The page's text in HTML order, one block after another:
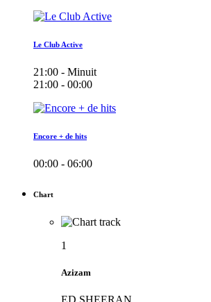
Le Club Active
21:00 - Minuit
21:00 - 00:00
Encore + de hits
00:00 - 06:00
Chart
1
Azizam